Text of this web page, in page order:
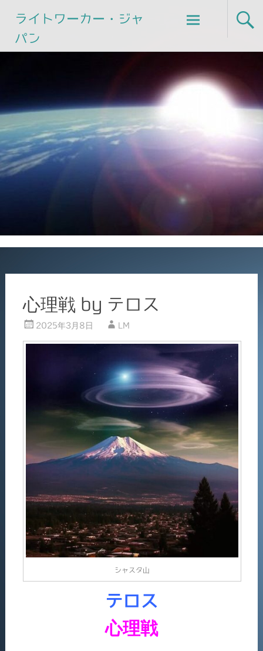
ライトワーカー・ジャ
パン
Skip
to
心理戦 by テロス
2025年3月8日 LM
シャスタ山
テロス
心理戦